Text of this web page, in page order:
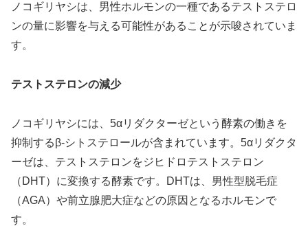
ノコギリヤシは、男性ホルモンの一種であるテストステロ
ンの量に影響を与える可能性があることが示唆されていま
す。
テストステロンの減少
ノコギリヤシには、5αリダクターゼという酵素の働きを
抑制するβ-シトステロールが含まれています。5αリダクタ
ーゼは、テストステロンをジヒドロテストステロン
（DHT）に変換する酵素です。DHTは、男性型脱毛症
（AGA）や前立腺肥大症などの原因となるホルモンで
す。